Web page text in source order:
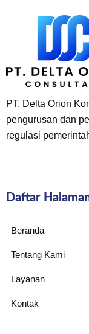
PT. Delta Orion
pengurusan dan
regulasi
Daftar
Beranda
Tentang Kami
Layanan
Kontak